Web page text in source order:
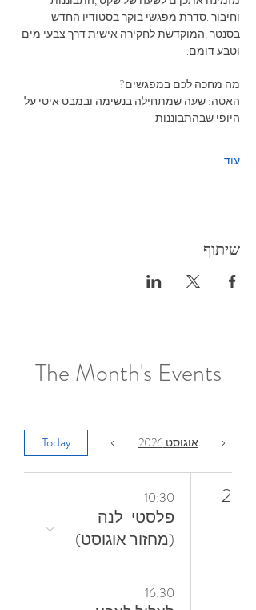
‬וטבע‭ ‬דומם‭.‬
מה‭ ‬מחכה‭ ‬לכם‭ ‬במפגשים‭?‬
‬היופי‭ ‬שבהתבוננות‭.‬
עוד
שיתוף
The Month's Events
אוגוסט 2026 Today
2
10:30
פלסטי-לנה
(מחזור אוגוסט)
16:30